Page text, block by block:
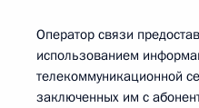
Оператор связи
использованием
телекоммуникационной
заключенных им с